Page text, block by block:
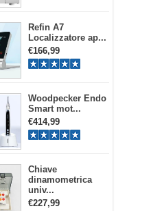
Refin A7
Localizzatore ap...
€166,99
Woodpecker Endo
Smart mot...
€414,99
Chiave
dinamometrica
univ...
€227,99